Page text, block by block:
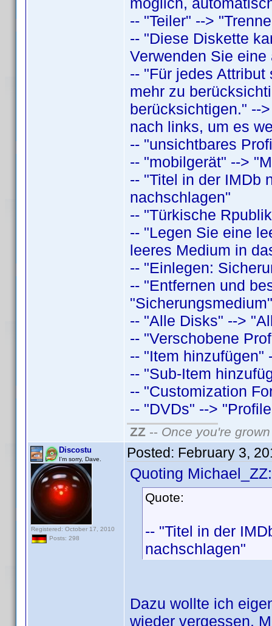
-- "Teiler" -->
-- "Diese Diskette
Verwenden Sie
-- "Für jedes
mehr zu
berücksichtigen." --
nach links, um es
-- "unsichtbares
-- "mobilgerät" -->
-- "Titel in der IMDb
nachschlagen"
-- "Türkische
-- "Legen Sie eine
leeres Medium in
-- "Einlegen:
-- "Entfernen und
"Sicherungsmedium"
-- "Alle Disks" -->
-- "Verschobene
-- "Item hinzufügen"
-- "Sub-Item
-- "Customization
-- "DVDs" -->
ZZ -- Once you're
Discostu
I'm sorry, Dave.
Registered: October 17, 2010
Posts: 298
Posted: February 3,
Quoting Michael_ZZ:
Quote:
-- "Titel in der
nachschlagen"
Dazu wollte ich
wieder vergessen.